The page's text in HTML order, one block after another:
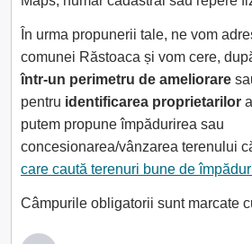
În urma propunerii tale, ne vom
comunei Răstoaca și vom cere,
într-un perimetru de ameliorare
pentru identificarea proprietarilor
putem propune împădurirea sau
concesionarea/vânzarea terenului
care caută terenuri bune de
Câmpurile obligatorii sunt marcate